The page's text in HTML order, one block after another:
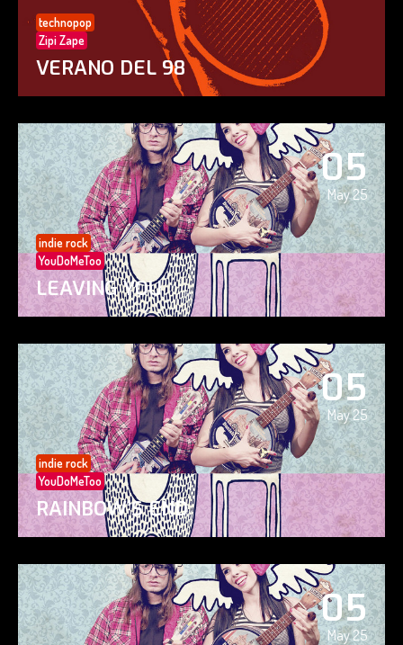
technopop
Zipi Zape
VERANO DEL 98
05
May 25
indie rock
YouDoMeToo
LEAVING YOU
05
May 25
indie rock
YouDoMeToo
RAINBOW’S END
05
May 25